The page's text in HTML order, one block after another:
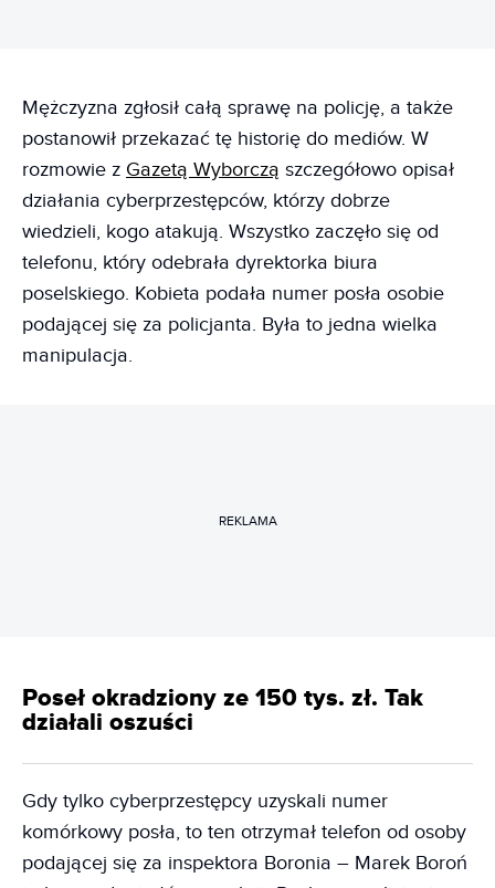
Mężczyzna zgłosił całą sprawę na policję, a także
postanowił przekazać tę historię do mediów. W
rozmowie z Gazetą Wyborczą szczegółowo opisał
działania cyberprzestępców, którzy dobrze
wiedzieli, kogo atakują. Wszystko zaczęło się od
telefonu, który odebrała dyrektorka biura
poselskiego. Kobieta podała numer posła osobie
podającej się za policjanta. Była to jedna wielka
manipulacja.
REKLAMA
Poseł okradziony ze 150 tys. zł. Tak
działali oszuści
Gdy tylko cyberprzestępcy uzyskali numer
komórkowy posła, to ten otrzymał telefon od osoby
podającej się za inspektora Boronia – Marek Boroń